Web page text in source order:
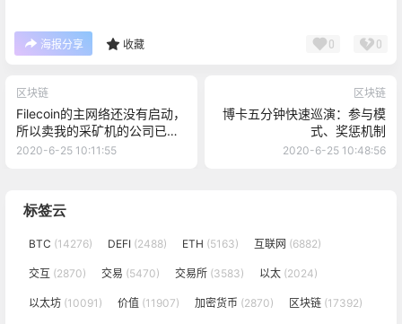
海报分享 收藏 0 0
区块链
Filecoin的主网络还没有启动，
所以卖我的采矿机的公司已经
跑掉了
2020-6-25 10:11:55
区块链
博卡五分钟快速巡演：参与模
式、奖惩机制
2020-6-25 10:48:56
标签云
BTC (14276) DEFI (2488) ETH (5163) 互联网 (6882)
交互 (2870) 交易 (5470) 交易所 (3583) 以太 (2024)
以太坊 (10091) 价值 (11907) 加密货币 (2870) 区块链 (17392)